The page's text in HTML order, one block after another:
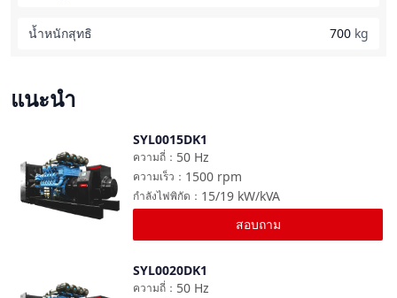
น้ำหนักสุทธิ 700 kg
แนะนำ
SYL0015DK1
50 Hz
ความถี่ ：
1500 rpm
ความเร็ว ：
15/19 kW/kVA
กำลังไฟพิกัด ：
สอบถาม
SYL0020DK1
50 Hz
ความถี่ ：